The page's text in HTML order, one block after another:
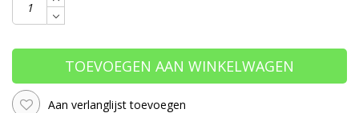
TOEVOEGEN AAN WINKELWAGEN
Aan verlanglijst toevoegen